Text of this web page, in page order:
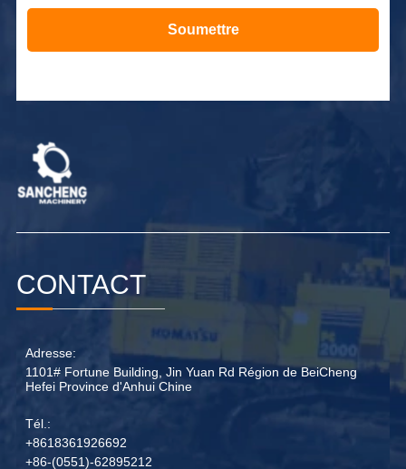
CONTACT
Adresse:
1101# Fortune Building, Jin Yuan Rd Région de BeiCheng
Hefei Province d'Anhui Chine
Tél.:
+8618361926692
+86-(0551)-62895212
Soumettre